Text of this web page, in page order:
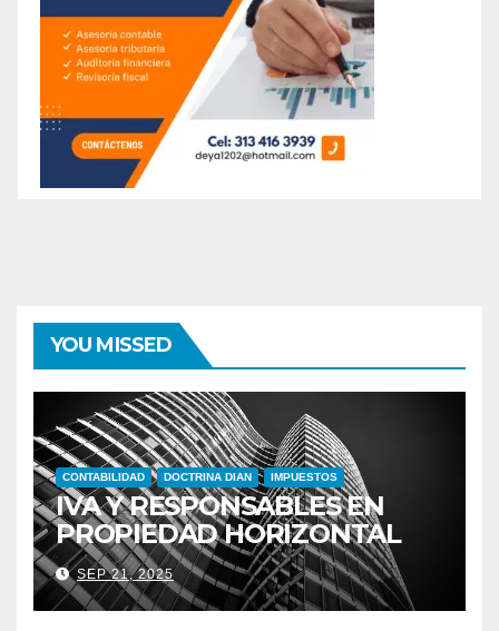
YOU MISSED
CONTABILIDAD DOCTRINA DIAN IMPUESTOS
IVA Y RESPONSABLES EN
PROPIEDAD HORIZONTAL
SEP 21, 2025